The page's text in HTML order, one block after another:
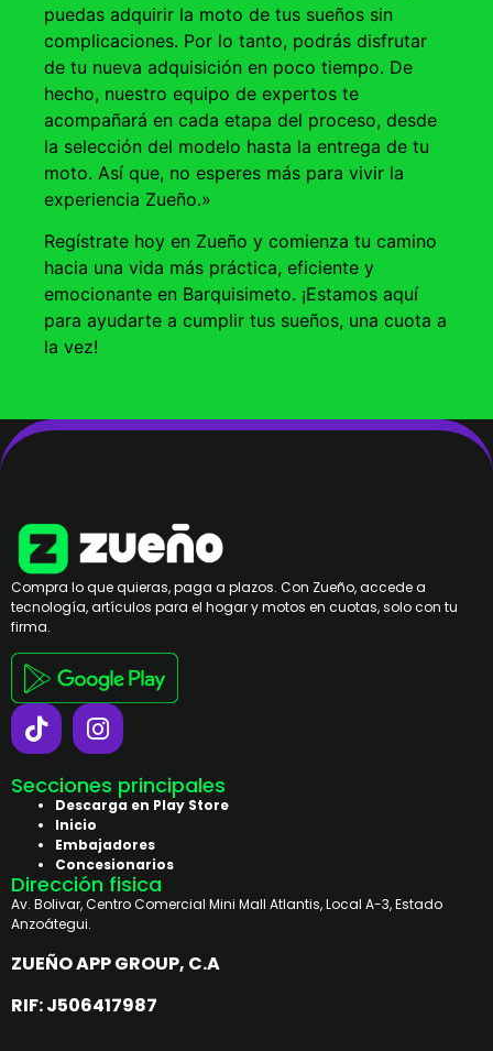
puedas adquirir la moto de tus sueños sin
complicaciones. Por lo tanto, podrás disfrutar
de tu nueva adquisición en poco tiempo. De
hecho, nuestro equipo de expertos te
acompañará en cada etapa del proceso, desde
la selección del modelo hasta la entrega de tu
moto. Así que, no esperes más para vivir la
experiencia Zueño.»
Regístrate hoy en Zueño y comienza tu camino
hacia una vida más práctica, eficiente y
emocionante en Barquisimeto. ¡Estamos aquí
para ayudarte a cumplir tus sueños, una cuota a
la vez!
Compra lo que quieras, paga a plazos. Con Zueño, accede a
tecnología, artículos para el hogar y motos en cuotas, solo con tu
firma.
Secciones principales
Descarga en Play Store
Inicio
Embajadores
Concesionarios
Dirección fisica
Av. Bolivar, Centro Comercial Mini Mall Atlantis, Local A-3, Estado
Anzoátegui.
ZUEÑO APP GROUP, C.A
RIF: J506417987